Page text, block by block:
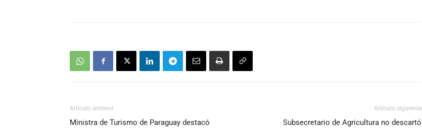
Artículo anterior
Ministra de Turismo de Paraguay destacó
Artículo siguiente
Subsecretario de Agricultura no descartó